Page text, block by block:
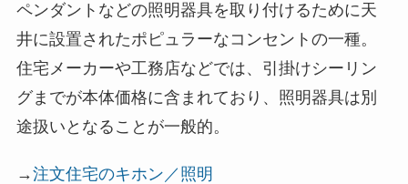
ペンダントなどの照明器具を取り付けるために天
井に設置されたポピュラーなコンセントの一種。
住宅メーカーや工務店などでは、引掛けシーリン
グまでが本体価格に含まれており、照明器具は別
途扱いとなることが一般的。
→注文住宅のキホン／照明